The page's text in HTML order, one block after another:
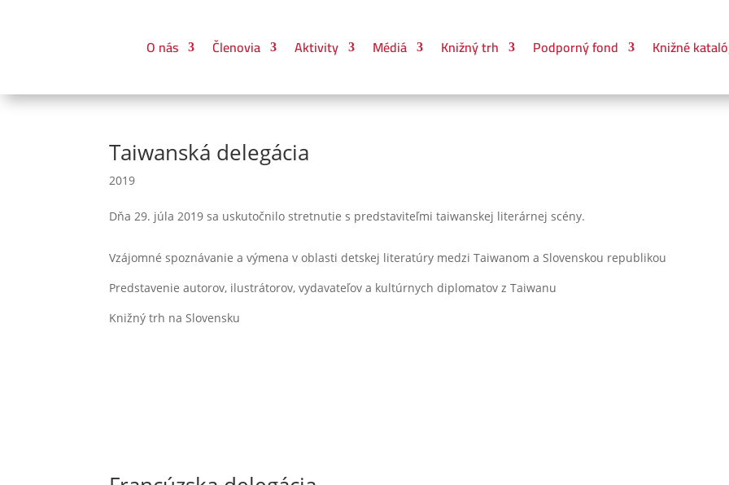
O nás Členovia Aktivity Médiá Knižný trh Podporný fond Knižné
Taiwanská delegácia
2019
Dňa 29. júla 2019 sa uskutočnilo stretnutie s predstaviteľmi taiwanskej literárnej scény.
Vzájomné spoznávanie a výmena v oblasti detskej literatúry medzi Taiwanom a Slovenskou republikou
Predstavenie autorov, ilustrátorov, vydavateľov a kultúrnych diplomatov z Taiwanu
Knižný trh na Slovensku